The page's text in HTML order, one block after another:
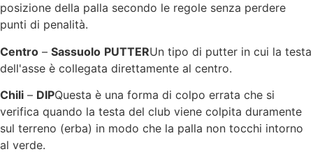
posizione della palla secondo le regole senza perdere
punti di penalità.
Centro – Sassuolo PUTTERUn tipo di putter in cui la testa
dell'asse è collegata direttamente al centro.
Chili – DIPQuesta è una forma di colpo errata che si
verifica quando la testa del club viene colpita duramente
sul terreno (erba) in modo che la palla non tocchi intorno
al verde.